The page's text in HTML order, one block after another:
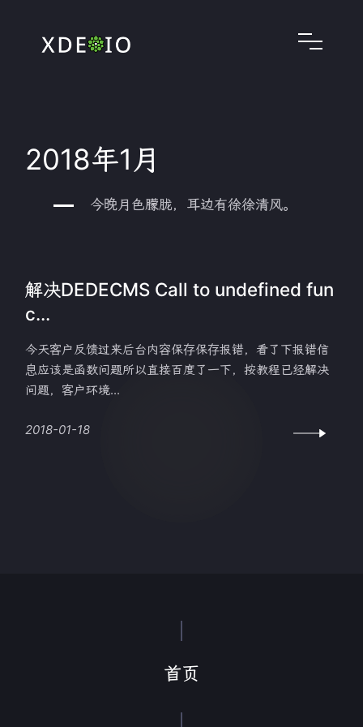
2018年1月
今晚月色朦胧，耳边有徐徐清风。
解决DEDECMS Call to undefined fun
c...
今天客户反馈过来后台内容保存保存报错，看了下报错信
息应该是函数问题所以直接百度了一下，按教程已经解决
问题，客户环境...
2018-01-18
首页